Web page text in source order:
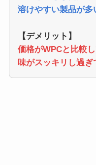
溶けやすい製品が多
【デメリット】
価格がWPCと比較
味がスッキリし過ぎ